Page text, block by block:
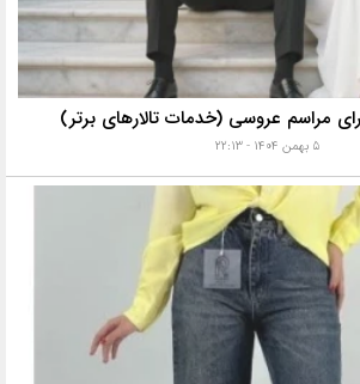
مراسم عروسی (خدمات تالارهای برتر)
۵ بهمن ۱۴۰۴ - ۲۲:۱۳